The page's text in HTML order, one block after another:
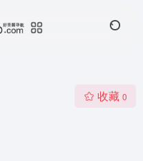
收藏 0